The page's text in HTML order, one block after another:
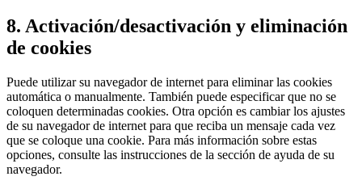
8. Activación/desactivación y eliminación
de cookies
Puede utilizar su navegador de internet para eliminar las cookies
automática o manualmente. También puede especificar que no se
coloquen determinadas cookies. Otra opción es cambiar los ajustes
de su navegador de internet para que reciba un mensaje cada vez
que se coloque una cookie. Para más información sobre estas
opciones, consulte las instrucciones de la sección de ayuda de su
navegador.